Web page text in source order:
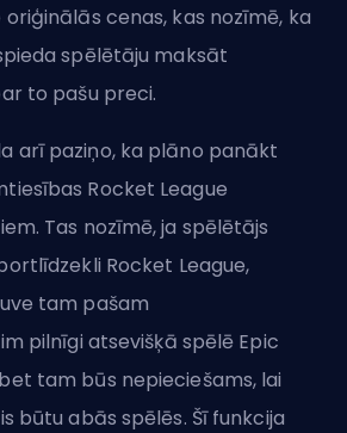
cenas, kas nozīmē, ka
spēlētāju maksāt
to pašu preci.
arī paziņo, ka plāno panākt
Rocket League
Tas nozīmē, ja spēlētājs
Rocket League,
tam pašam
pilnīgi atsevišķā spēlē Epic
tam būs nepieciešams, lai
būtu abās spēlēs. Šī funkcija